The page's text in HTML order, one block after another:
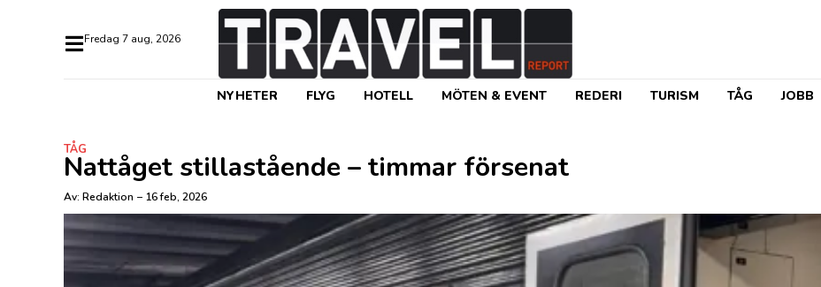
fredag 7 aug, 2026
NYHETER FLYG HOTELL MÖTEN & EVENT REDERI TURISM TÅG JOBB
TÅG
Nattåget stillastående – timmar försenat
Av: Redaktion – 16 feb, 2026